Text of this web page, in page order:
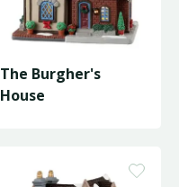
The Burgher's
House